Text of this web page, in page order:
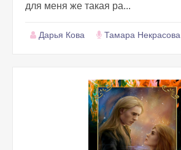
для меня же такая ра...
Дарья Кова Тамара Некрасова